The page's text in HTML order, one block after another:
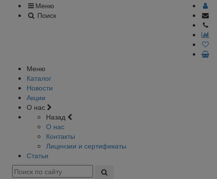
Меню
Поиск
Меню
Каталог
Новости
Акции
О нас
Назад
О нас
Контакты
Лицензии и сертификаты
Статьи